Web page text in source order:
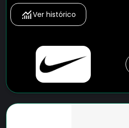
Ver histórico